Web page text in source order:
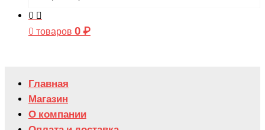
0
0 товаров 0 ₽
Главная
Магазин
О компании